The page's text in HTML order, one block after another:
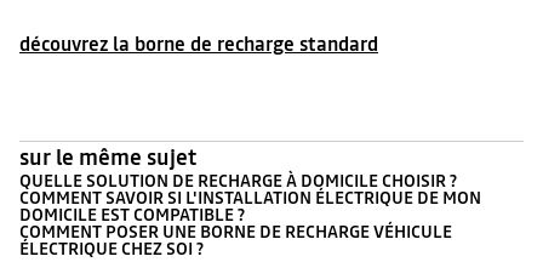
découvrez la borne de recharge standard
sur le même sujet
QUELLE SOLUTION DE RECHARGE À DOMICILE CHOISIR ?
COMMENT SAVOIR SI L'INSTALLATION ÉLECTRIQUE DE MON
DOMICILE EST COMPATIBLE ?
COMMENT POSER UNE BORNE DE RECHARGE VÉHICULE
ÉLECTRIQUE CHEZ SOI ?